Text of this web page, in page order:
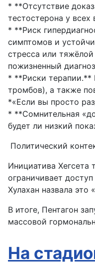
* **Отсутствие
тестостерона у
* **Риск
симптомов и
стресса или
пожизненный
* **Риски терапии.**
тромбов), а также
*«Если вы просто
* **Сомнительная
будет ли низкий
Политический
Инициатива Хегсета
ограничивает
Хулахан назвала
В итоге, Пентагон
массовой
На